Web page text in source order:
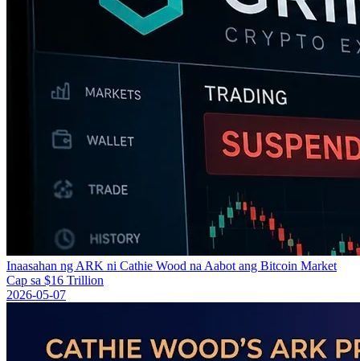
Inaasahan ng ARK ni Cathie Wood na Aabot ang Bitcoin Market
Cap sa $16 Trillion
2026-05-07